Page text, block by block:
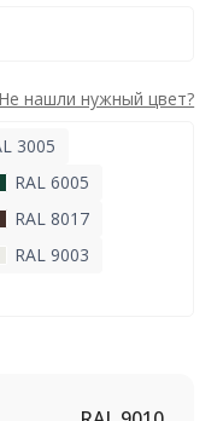
Не нашли нужный цвет?
3005
RAL 6005
RAL 8017
RAL 9003